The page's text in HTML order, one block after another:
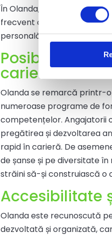
În Olanda, zilele scurte de
frecvent oferite, permițând
personală.
Posibilități de
carieră
Olanda se remarcă printr-o
numeroase programe de
competențelor. Angajatorii
pregătirea și dezvoltarea
rapid în carieră. De
de șanse și pe diversitate
străini să-și construiască o
Accesibilitate
Olanda este recunoscută
dezvoltată și organizată,